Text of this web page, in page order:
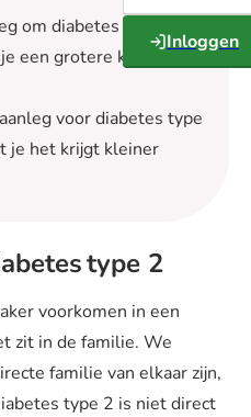
Inloggen
om diabetes te krijgen.
een grotere kans hebt
voor diabetes type
je het krijgt kleiner
type 2
voorkomen in een
zit in de familie. We
familie van elkaar zijn,
type 2 is niet direct